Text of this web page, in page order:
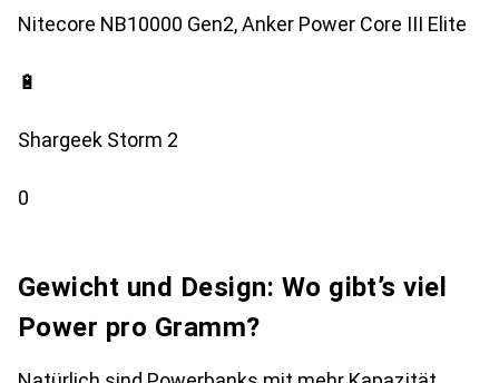
Nitecore NB10000 Gen2, Anker Power Core III Elite
🔋
Shargeek Storm 2
0
Gewicht und Design: Wo gibt’s viel
Power pro Gramm?